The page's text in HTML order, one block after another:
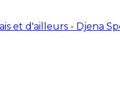
et d'ailleurs - Djena